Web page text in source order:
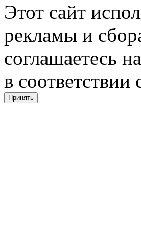
Этот сайт
рекламы и
соглашаетесь
в соответствии
Принять